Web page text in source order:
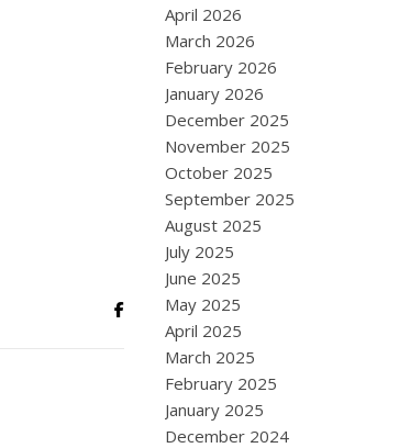
April 2026
March 2026
February 2026
January 2026
December 2025
November 2025
October 2025
September 2025
August 2025
July 2025
June 2025
May 2025
April 2025
March 2025
February 2025
January 2025
December 2024